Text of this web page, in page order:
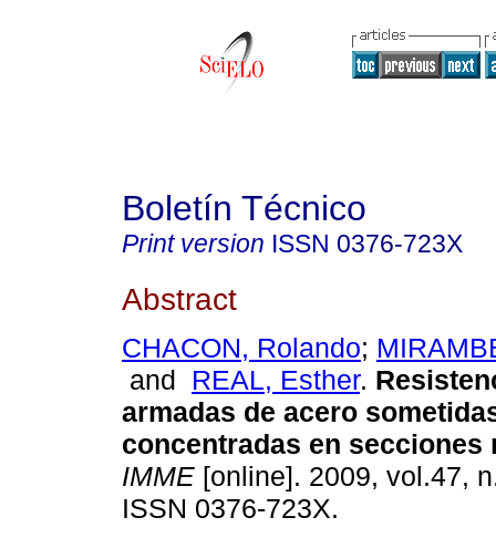
Boletín Técnico
Print version ISSN 0376-723X
Abstract
CHACON, Rolando;
and REAL, Esther.
armadas de acero
concentradas en secciones
IMME [online]. 2009, vol.47,
ISSN 0376-723X.